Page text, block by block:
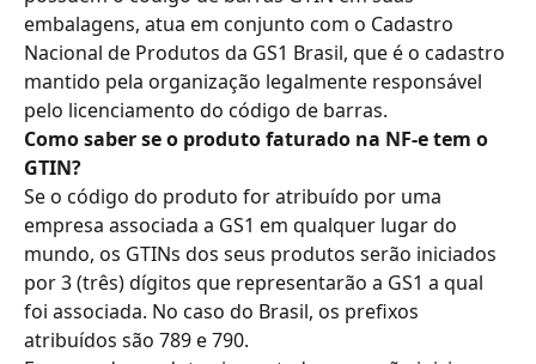
embalagens, atua em conjunto com o Cadastro
Nacional de Produtos da GS1 Brasil​, que é o cadastro
mantido pela organização legalmente responsável
pelo licenciamento do código de barras.
Como saber se o produto faturado na NF-e tem o
GTIN?
Se o código do produto for atribuído por uma
empresa associada a GS1 em qualquer lugar do
mundo, os GTINs dos seus produtos serão iniciados
por 3 (três) dígitos que representarão a GS1 a qual
foi associada. No caso do Brasil, os prefixos
atribuídos são 789 e 790.